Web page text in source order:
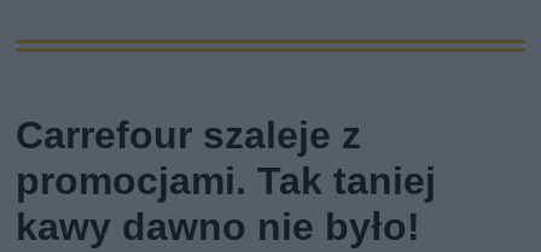
Carrefour szaleje z
promocjami. Tak taniej
kawy dawno nie było!